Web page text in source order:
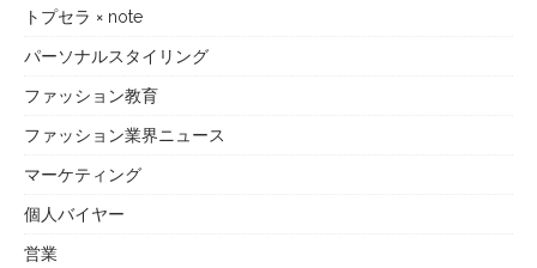
トプセラ × note
パーソナルスタイリング
ファッション教育
ファッション業界ニュース
マーケティング
個人バイヤー
営業